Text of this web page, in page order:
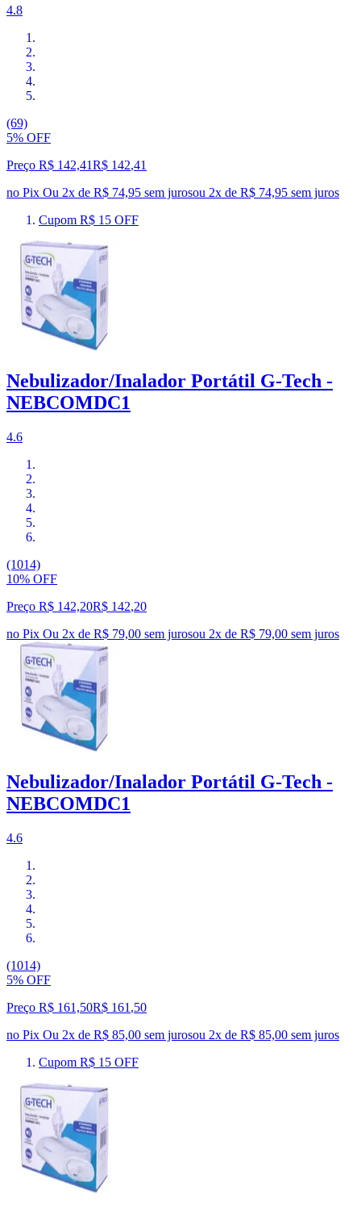
4.8
(69)
5% OFF
Preço R$ 142,41R$ 142,41
no Pix Ou 2x de R$ 74,95 sem jurosou 2x de R$ 74,95 sem juros
Cupom R$ 15 OFF
Nebulizador/Inalador Portátil G-Tech -
NEBCOMDC1
4.6
(1014)
10% OFF
Preço R$ 142,20R$ 142,20
no Pix Ou 2x de R$ 79,00 sem jurosou 2x de R$ 79,00 sem juros
Nebulizador/Inalador Portátil G-Tech -
NEBCOMDC1
4.6
(1014)
5% OFF
Preço R$ 161,50R$ 161 ,50
no Pix Ou 2x de R$ 85,00 sem jurosou 2x de R$ 85,00 sem juros
Cupom R$ 15 OFF